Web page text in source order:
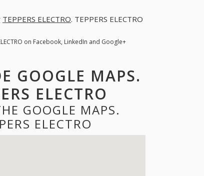
TEPPERS ELECTRO. TEPPERS ELECTRO
ELECTRO on Facebook, LinkedIn and Google+
GOOGLE MAPS.
ELECTRO
GOOGLE MAPS.
ELECTRO